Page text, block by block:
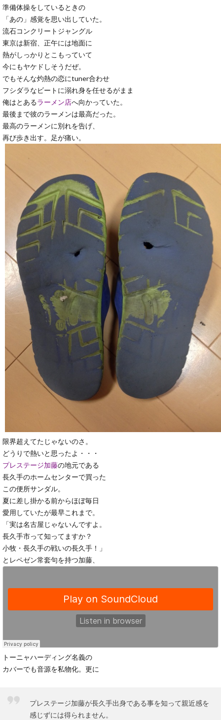
準備体操をしているときの
「あの」感覚を思い出していた。
流石コンクリートジャングル
東京は新宿、正午には地面に
熱がしっかりとこもっていて
今にもヤケドしそうだぜ。
でもそんな灼熱の恋にtuner合わせ
フシダラなビートに溺れ身を任せるがまま
俺はとあるラーメン店へ向かっていた。
最後まで彼のラーメンは最高だった。
最高のラーメンに別れを告げ、
再び歩き出す。足が痛い。
限界超えてたじゃないのさ。
どうりで熱いと思ったよ・・・
プレステージ加藤の地元である
長久手のホームセンターで買った
この便所サンダル。
夏に差し掛かる前からほぼ毎日
愛用していたが最早これまで。
「実は名古屋じゃないんですよ。
長久手市って知ってますか？
小牧・長久手の戦いの長久手！」
とレペゼン常套句を持つ加藤、
トーニャハーディング名義の
カバーでも音源を私物化。更に
プレステージ加藤が長久手出身である事を知って親近感を
感じずには得られません。